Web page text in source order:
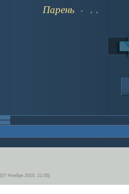
Парень - , ,
[07 Ноября 2010, 21:05]